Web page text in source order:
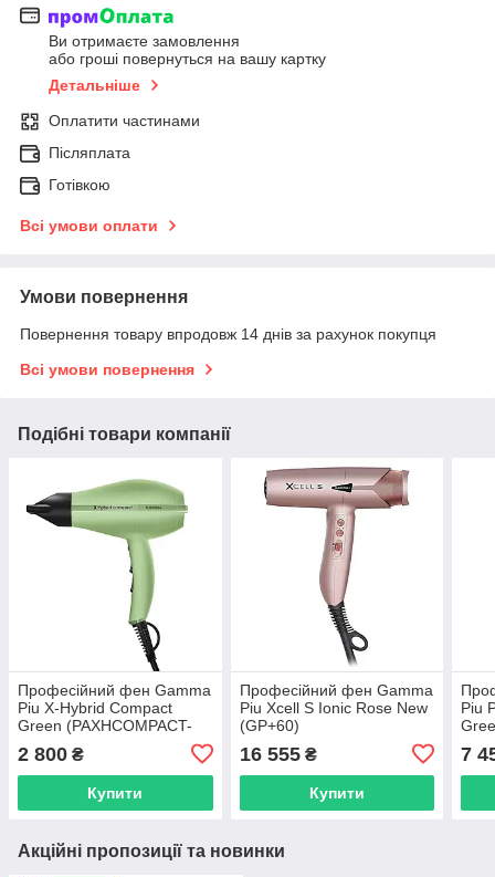
Ви отримаєте замовлення
або гроші повернуться на вашу картку
Детальніше
Оплатити частинами
Післяплата
Готівкою
Всі умови оплати
Умови повернення
Повернення товару впродовж 14 днів за рахунок покупця
Всі умови повернення
Подібні товари компанії
Професійний фен Gamma
Piu X-Hybrid Compact
Green (PAXHCOMPACT-
2 800 ₴
Купити
Професійний фен Gamma
Piu Xcell S Ionic Rose New
(GP+60)
16 555₴
Купити
Piu
7
Акційні пропозиції та новинки